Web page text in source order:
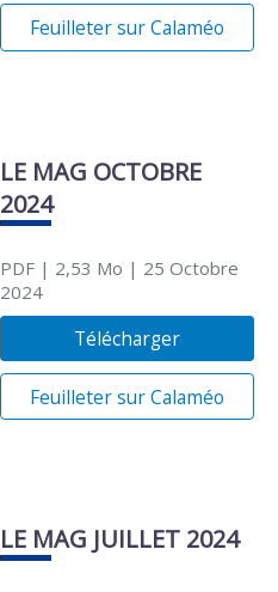
Feuilleter sur Calaméo
LE MAG OCTOBRE
2024
PDF| 2,53 Mo | 25 Octobre
2024
Télécharger
Feuilleter sur Calaméo
LE MAG JUILLET 2024